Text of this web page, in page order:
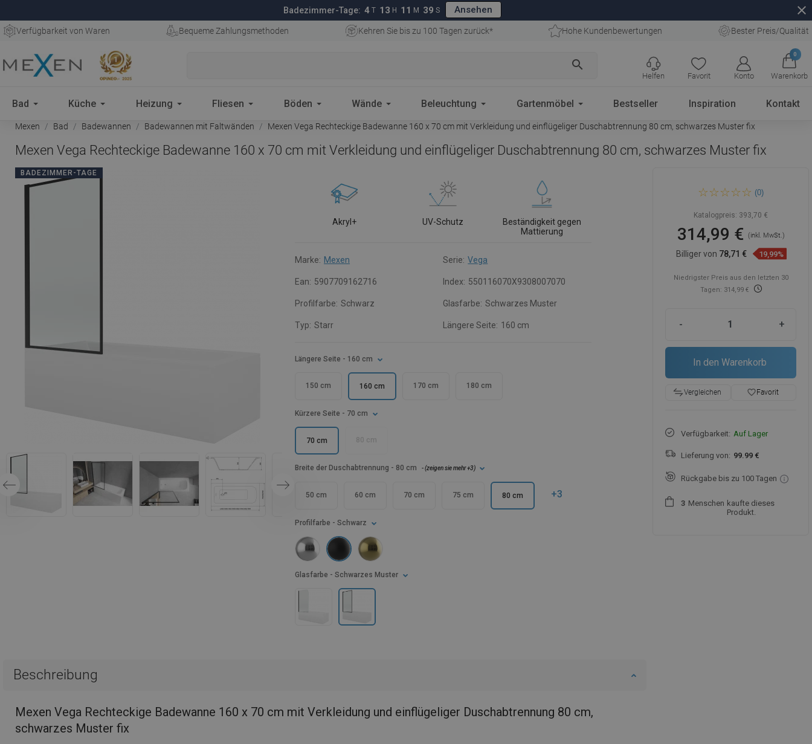
Badezimmer-Tage: 4 T 13 H 11 M 38 S Ansehen close
Verfügbarkeit von Waren Bequeme Zahlungsmethoden Kehren Sie bis zu 100 Tagen zurück* Hohe Kundenbewertungen Bester Preis/Qualität
search
Favorit Konto
0
Warenkorb
Helfen
Bad Küche Heizung Fliesen Böden Wände Beleuchtung Gartenmöbel Bestseller Inspiration Kontakt
Mexen Bad Badewannen Badewannen mit Faltwänden Mexen Vega Rechteckige Badewanne 160 x 70 cm mit Verkleidung und einflügeliger Duschabtrennung 80 cm, schwarzes Muster fix
Mexen Vega Rechteckige Badewanne 160 x 70 cm mit Verkleidung und einflügeliger Duschabtrennung 80 cm, schwarzes Muster fix
BADEZIMMER-TAGE
Akryl+ UV-Schutz
Beständigkeit gegen
Mattierung
Marke: Mexen Serie: Vega
Ean: 5907709162716 Index: 550116070X9308007070
Profilfarbe: Schwarz Glasfarbe: Schwarzes Muster
Typ: Starr Längere Seite: 160 cm
Längere Seite - 160 cm
150 cm 160 cm 170 cm 180 cm
Kürzere Seite - 70 cm
70 cm 80 cm
Glasfarbe - Schwarzes Muster
Profilfarbe - Schwarz
Breite der Duschabtrennung - 80 cm - (zeigen sie mehr+3)
50 cm 60 cm 70 cm 75 cm 80 cm +3
Beschreibung
Mexen Vega Rechteckige Badewanne 160 x 70 cm mit Verkleidung und einflügeliger Duschabtrennung 80 cm,
schwarzes Muster fix
Badewanne 160 x 70 cm mit
Duschabtrennung 80 cm,
schwarzes Muster fix
(0)
Katalogpreis: 393,70 €
314,99 € (inkl. MwSt.)
Billiger von 78,71 € 19,99%
Niedrigster Preis aus den letzten 30
Tagen: 314,99 €
- +
In den Warenkorb
Vergleichen favorite_borderFavorit
Verfügbarkeit: Auf Lager
Lieferung von: 99.99 €
Rückgabe bis zu 100 Tagen
3 Menschen kaufte dieses
Produkt.